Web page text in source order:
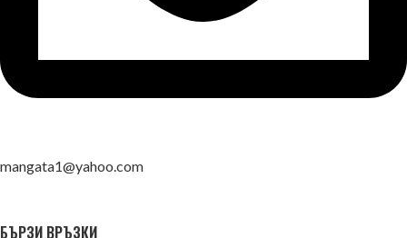
mangata1@yahoo.com
БЪРЗИ ВРЪЗКИ